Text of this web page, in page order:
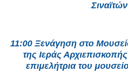
Σιναϊτών
11:00 Ξενάγηση στο
της Ιεράς
επιμελήτρια του